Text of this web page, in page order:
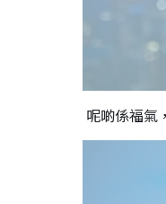
呢啲係福氣